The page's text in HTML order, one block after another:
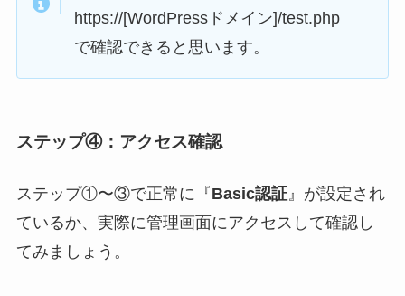
https://[WordPressドメイン]/test.php
で確認できると思います。
ステップ④：アクセス確認
ステップ①〜③で正常に『Basic認証』が設定され
ているか、実際に管理画面にアクセスして確認し
てみましょう。